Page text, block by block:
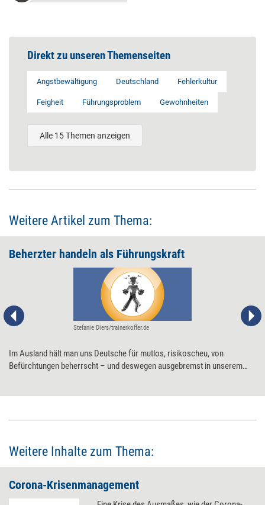
Direkt zu unseren Themenseiten
Angstbewältigung Deutschland Fehlerkultur
Feigheit Führungsproblem Gewohnheiten
Alle 15 Themen anzeigen
Weitere Artikel zum Thema:
Beherzter handeln als Führungskraft
Stefanie Diers/trainerkoffer.de
Im Ausland hält man uns Deutsche für mutlos, risikoscheu, von
Befürchtungen beherrscht – und deswegen ausgebremst in unserem
Weitere Inhalte zum Thema:
Corona-Krisenmanagement